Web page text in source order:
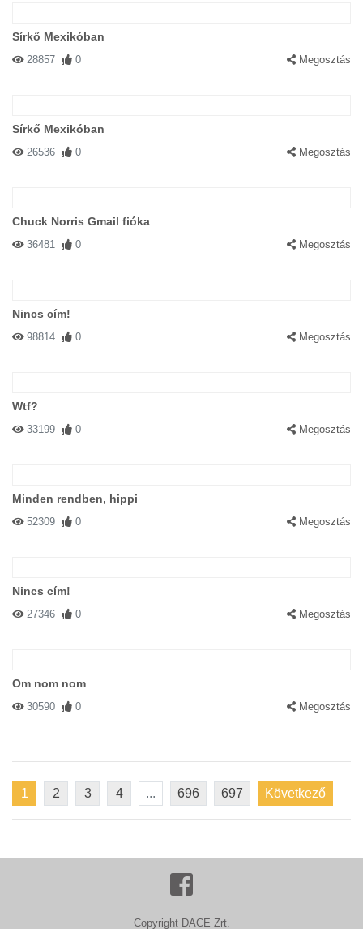
Sírkő Mexikóban
28857 0 Megosztás
Sírkő Mexikóban
26536 0 Megosztás
Chuck Norris Gmail fióka
36481 0 Megosztás
Nincs cím!
98814 0 Megosztás
Wtf?
33199 0 Megosztás
Minden rendben, hippi
52309 0 Megosztás
Nincs cím!
27346 0 Megosztás
Om nom nom
30590 0 Megosztás
1 2 3 4 ... 696 697 Következő
Copyright DACE Zrt.